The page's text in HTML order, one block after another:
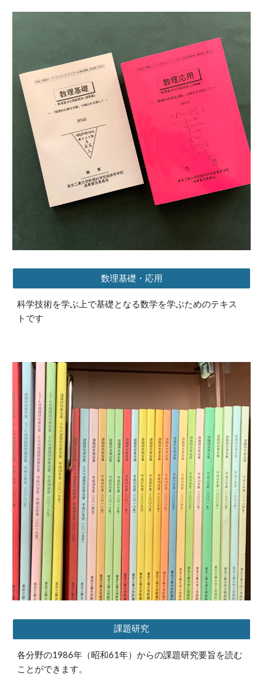
数理基礎・応用
科学技術を学ぶ上で基礎となる数学を学ぶためのテキス
トです
課題研究
各分野の1986年（昭和61年）からの課題研究要旨を読む
ことができます。